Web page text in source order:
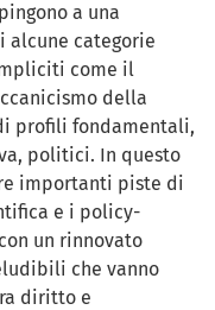
a una
alcune categorie
come il
della
profili fondamentali,
politici. In questo
importanti piste di
e i policy-
un rinnovato
che vanno
diritto e